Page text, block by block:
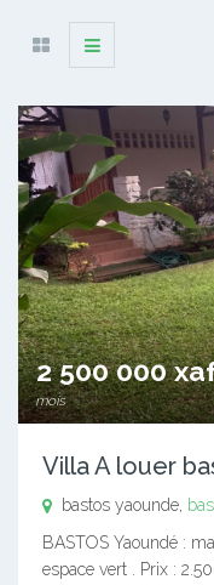
2 500 000
mois
Villa A louer
bastos yaounde,
BASTOS Yaoundé :
espace vert . Prix :